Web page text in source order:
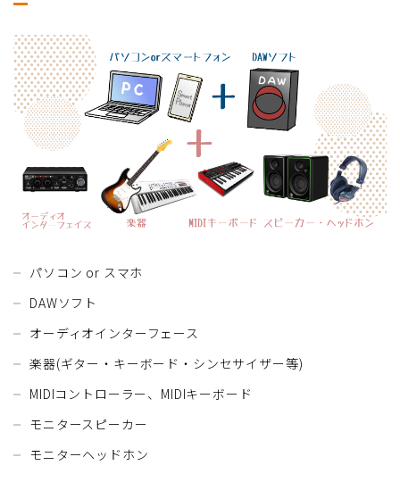
パソコン or スマホ
DAWソフト
オーディオインターフェース
楽器(ギター・キーボード・シンセサイザー等)
MIDIコントローラー、MIDIキーボード
モニタースピーカー
モニターヘッドホン